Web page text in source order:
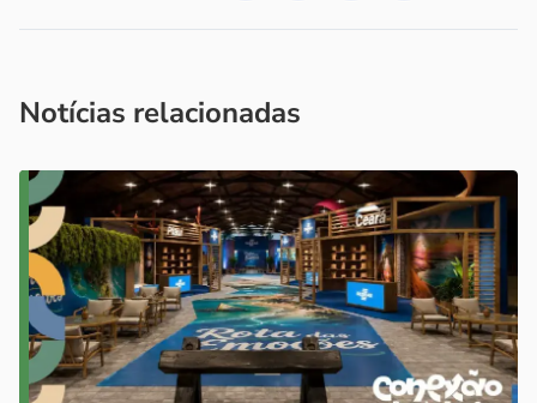
Notícias relacionadas